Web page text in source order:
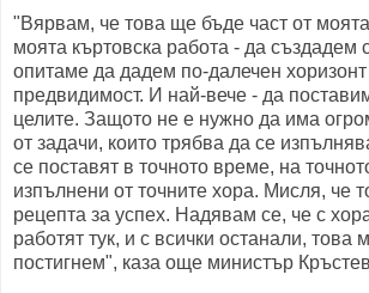
"Вярвам, че това ще бъде част от
моята къртовска работа - да създадем
опитаме да дадем по-далечен хоризонт
предвидимост. И най-вече - да
целите. Защото не е нужно да има
от задачи, които трябва да се
се поставят в точното време, на
изпълнени от точните хора. Мисля, че
рецепта за успех. Надявам се, че с
работят тук, и с всички останали, това
постигнем", каза още министър